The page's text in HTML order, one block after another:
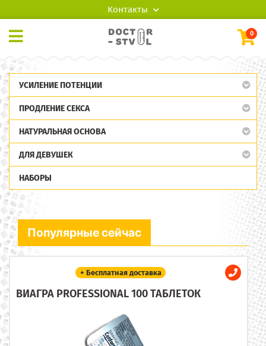
Контакты
0
УСИЛЕНИЕ ПОТЕНЦИИ
ПРОДЛЕНИЕ СЕКСА
НАТУРАЛЬНАЯ ОСНОВА
ДЛЯ ДЕВУШЕК
НАБОРЫ
Популярные сейчас
+ Бесплатная доставка
ВИАГРА PROFESSIONAL 100 ТАБЛЕТОК